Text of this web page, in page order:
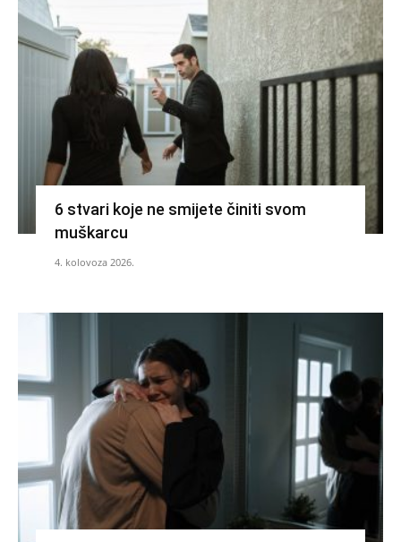
6 stvari koje ne smijete činiti svom
muškarcu
4. kolovoza 2026.